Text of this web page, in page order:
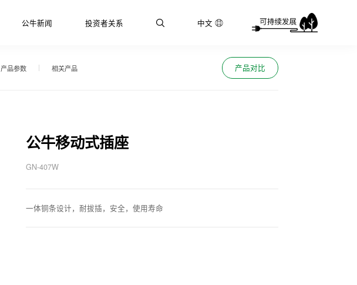
公牛新闻 投资者关系 中文
产品参数 相关产品 产品对比
公牛移动式插座
GN-407W
一体铜条设计，耐拔插，安全，使用寿命